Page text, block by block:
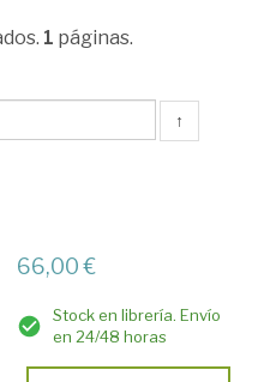
1 páginas.
↑
66,00 €
Stock en librería. Envío
en 24/48 horas